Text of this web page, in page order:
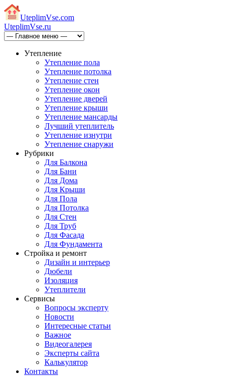
UteplimVse.com
UteplimVse.ru
Утепление
Утепление пола
Утепление потолка
Утепление стен
Утепление окон
Утепление дверей
Утепление крыши
Утепление мансарды
Лучший утеплитель
Утепление изнутри
Утепление снаружи
Рубрики
Для Балкона
Для Бани
Для Дома
Для Крыши
Для Пола
Для Потолка
Для Стен
Для Труб
Для Фасада
Для Фундамента
Стройка и ремонт
Дизайн и интерьер
Дюбели
Изоляция
Утеплители
Сервисы
Вопросы эксперту
Новости
Интересные статьи
Важное
Видеогалерея
Эксперты сайта
Калькулятор
Контакты